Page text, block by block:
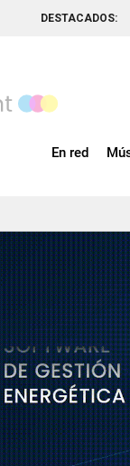
DESTACADOS:
En red